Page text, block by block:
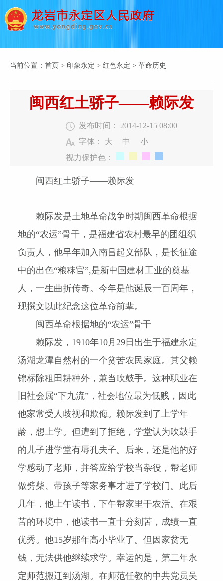
当前位置： 首页 > 印象永定 > 红色永定 > 革命历史
闽西红土骄子——赖际发
发布时间： 2014-12-15 08:00
字体： 大 中
小
视力保护色：
闽西红土骄子——赖际发
赖际发是土地革命战争时期闽西革命根据
地的“农运”骨干，是福建省农村最早的团组织
负责人，他早年加入南昌起义部队，是长征途
中的出色“粮秣官”,是新中国建材工业的奠基
人，一生曲折传奇。今年是他诞辰一百周年，
现撰文以此纪念这位革命前辈。
闽西革命根据地的“农运”骨干
赖际发， 1910年10 月 29日出生于福建永定
汤湖龙潭自然村的一个贫苦农民家庭。其父赖
锦标除租田耕种外，兼当吹鼓手。这种职业在
旧社会属“下九流”，社会地位最为低贱，因此
他家常受人歧视和欺侮。赖际发到了上学年
龄，想上学。但遭到了拒绝，学堂认为吹鼓手
的儿子进学堂有辱孔夫子。后来，还是他的好
学感动了老师，并答应给学校当杂役，帮老师
做劈柴、带孩子等家务事才进了学校门。此后
几年，他上午读书，下午帮家里干农活。在艰
苦的环境中，他读书一直十分刻苦，成绩一直
优秀。他15岁那年高小毕业了。但因家贫无
钱，无法供他继续求学。幸运的是，第二年永
定师范搬迁到汤湖。在师范任教的中共党员吴